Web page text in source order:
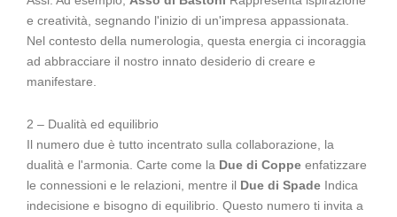
e creatività, segnando l'inizio di un'impresa appassionata.
Nel contesto della numerologia, questa energia ci incoraggia
ad abbracciare il nostro innato desiderio di creare e
manifestare.
2 – Dualità ed equilibrio
Il numero due è tutto incentrato sulla collaborazione, la
dualità e l'armonia. Carte come la Due di Coppe enfatizzare
le connessioni e le relazioni, mentre il Due di Spade Indica
indecisione e bisogno di equilibrio. Questo numero ti invita a